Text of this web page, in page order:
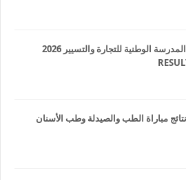
نتائج النهائية المدرسة الوطنية للتجارة والتسيير 2026
مباراة الطب والصيدلة وطب الأسنان